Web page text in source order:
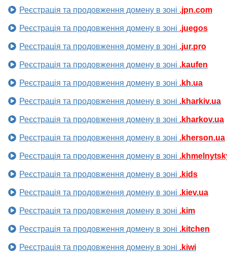
Реєстрація та продовження домену в зоні .jpn.com
Реєстрація та продовження домену в зоні .juegos
Реєстрація та продовження домену в зоні .jur.pro
Реєстрація та продовження домену в зоні .kaufen
Реєстрація та продовження домену в зоні .kh.ua
Реєстрація та продовження домену в зоні .kharkiv.ua
Реєстрація та продовження домену в зоні .kharkov.ua
Реєстрація та продовження домену в зоні .kherson.ua
Реєстрація та продовження домену в зоні
Реєстрація та продовження домену в зоні .kids
Реєстрація та продовження домену в зоні .kiev.ua
Реєстрація та продовження домену в зоні .kim
Реєстрація та продовження домену в зоні .kitchen
Реєстрація та продовження домену в зоні .kiwi